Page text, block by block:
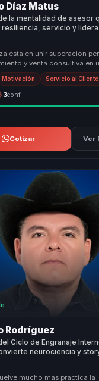
Díaz Matus
la mentalidad de asesor
servicio y
en confianza y resultados
esta en unir superacion
y venta consultiva en
No solo inspira al
Motivación Servicio al Cliente
3conf.
Cotizar Ver
Rodríguez
Ciclo de Engranaje
neurociencia y
y resultados para equipos
mucho mas practica la